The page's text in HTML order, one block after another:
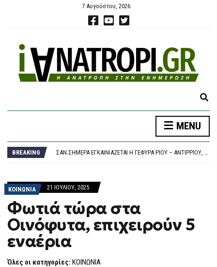
7 Αυγούστου, 2026
E
P
N
MENU
BREAKING
ΣΑΝ ΣΉΜΕΡΑ ΕΓΚΑΙΝΙΆΖΕΤΑΙ Η ΓΈΦΥΡΑ ΡΊΟΥ – ΑΝΤΊΡΡΙΟΥ, Η ΜΕΓΑΛΎΤΕΡΗ ΚΑΛΩΔΙΩΤΉ ΓΈΦΥΡΑ ΤΟΥ ΚΌΣΜΟΥ
ΧΆΡΗΣ ΔΟΎΚΑΣ: Η ΣΤΉΡΙΞΗ ΤΗΣ ΟΙΚΟΓΈΝΕΙΑΣ ΞΕΚΙΝΆΕΙ ΑΠΌ ΤΑ ΠΑΙΔΙΆ
ΚΟΙΝΩΝΙΑ
21 ΙΟΥΛΊΟΥ, 2025
Φωτιά τώρα στα
Οινόφυτα, επιχειρούν 5
εναέρια
Όλες οι κατηγορίες: ΚΟΙΝΩΝΙΑ